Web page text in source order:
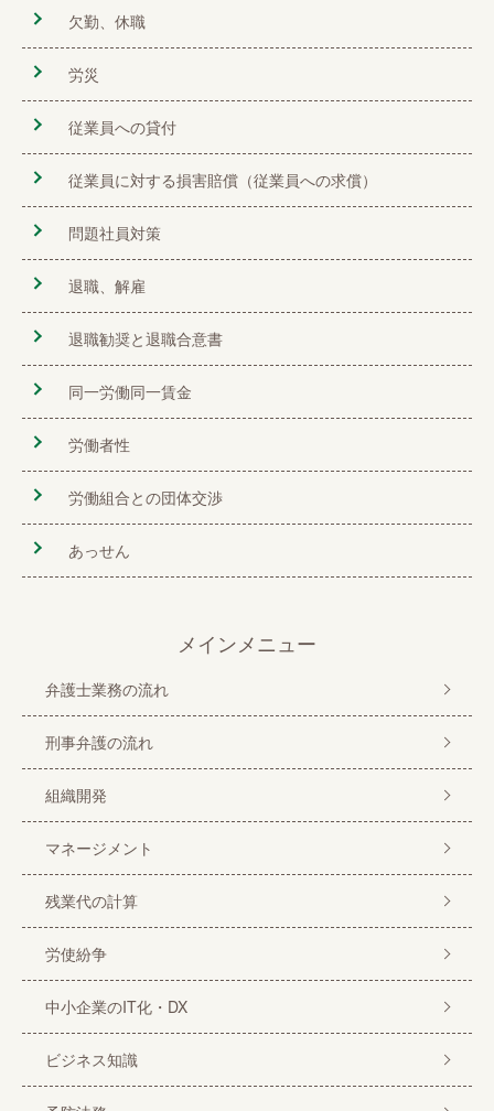
欠勤、休職
労災
従業員への貸付
従業員に対する損害賠償（従業員への求償）
問題社員対策
退職、解雇
退職勧奨と退職合意書
同一労働同一賃金
労働者性
労働組合との団体交渉
あっせん
メインメニュー
弁護士業務の流れ
刑事弁護の流れ
組織開発
マネージメント
残業代の計算
労使紛争
中小企業のIT化・DX
ビジネス知識